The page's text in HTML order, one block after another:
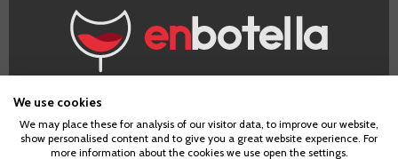
Botella de 70cl.
13,90 €
Te sale a 19,86 €/l
- + AÑADIR AL CARRITO
¿Eres mayor de edad?
Para acceder a enbotella, debes tener la edad legal de
We use cookies
We may place these for analysis of our visitor data, to improve our website,
show personalised content and to give you a great website experience. For
more information about the cookies we use open the settings.